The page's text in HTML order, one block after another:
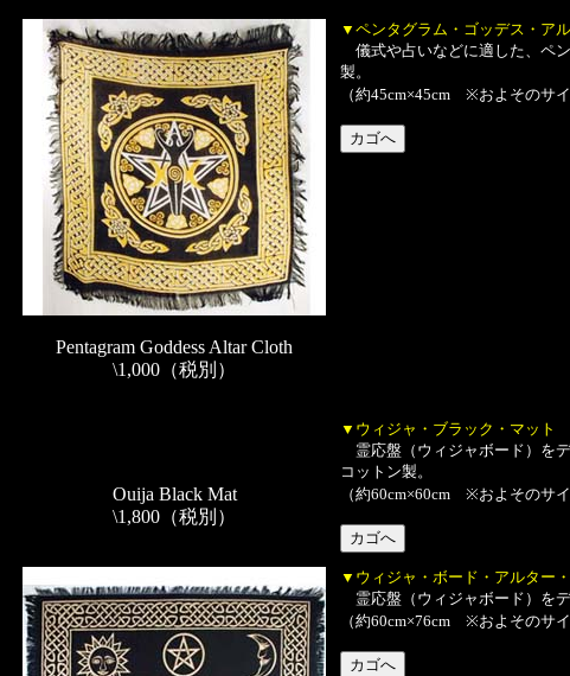
Pentagram Goddess Altar Cloth
\1,000（税別）
▼ペンタグラム・ゴッデス・ア
儀式や占いなどに適した、ペ
製。
（約45cm×45cm ※およそのサイ
Ouija Black Mat
\1,800（税別）
▼ウィジャ・ブラック・マット
霊応盤（ウィジャボード）を
コットン製。
（約60cm×60cm ※およそのサイ
▼ウィジャ・ボード・アルター
霊応盤（ウィジャボード）を
（約60cm×76cm ※およそのサイ